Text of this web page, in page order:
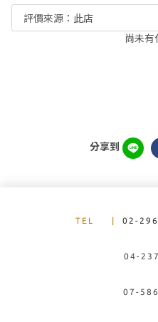
尚未有
分享到
TEL | 02-
04-2372-
07-5867-